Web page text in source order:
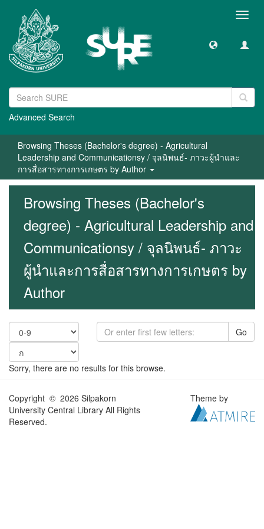
Advanced Search
Browsing Theses (Bachelor's degree) - Agricultural
Leadership and Communicationsy / จุลนิพนธ์- ภาวะผู้นำและ
การสื่อสารทางการเกษตร by Author
Browsing Theses (Bachelor's
degree) - Agricultural Leadership and
Communicationsy / จุลนิพนธ์- ภาวะ
ผู้นำและการสื่อสารทางการเกษตร by
Author
Go
Sorry, there are no results for this browse.
Copyright © 2026 Silpakorn
University Central Library All Rights
Reserved.
Theme by